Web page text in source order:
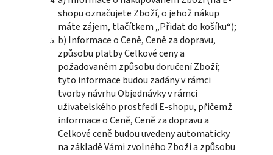
shopu označujete Zboží, o jehož nákup
máte zájem, tlačítkem „Přidat do košíku“);
b) Informace o Ceně, Ceně za dopravu,
způsobu platby Celkové ceny a
požadovaném způsobu doručení Zboží;
tyto informace budou zadány v rámci
tvorby návrhu Objednávky v rámci
uživatelského prostředí E-shopu, přičemž
informace o Ceně, Ceně za dopravu a
Celkové ceně budou uvedeny automaticky
na základě Vámi zvolného Zboží a způsobu